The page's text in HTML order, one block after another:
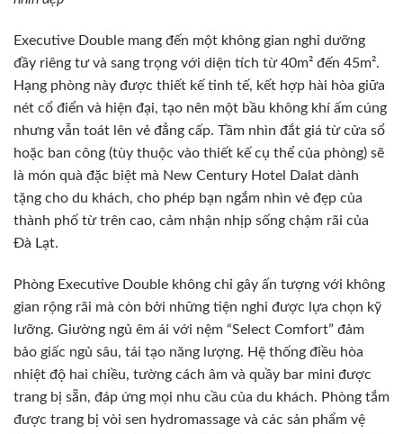
Executive Double mang đến một không gian nghỉ dưỡng
đầy riêng tư và sang trọng với diện tích từ 40m² đến 45m².
Hạng phòng này được thiết kế tinh tế, kết hợp hài hòa giữa
nét cổ điển và hiện đại, tạo nên một bầu không khí ấm cúng
nhưng vẫn toát lên vẻ đẳng cấp. Tầm nhìn đắt giá từ cửa sổ
hoặc ban công (tùy thuộc vào thiết kế cụ thể của phòng) sẽ
là món quà đặc biệt mà New Century Hotel Dalat dành
tặng cho du khách, cho phép bạn ngắm nhìn vẻ đẹp của
thành phố từ trên cao, cảm nhận nhịp sống chậm rãi của
Đà Lạt.
Phòng Executive Double không chỉ gây ấn tượng với không
gian rộng rãi mà còn bởi những tiện nghi được lựa chọn kỹ
lưỡng. Giường ngủ êm ái với nệm “Select Comfort” đảm
bảo giấc ngủ sâu, tái tạo năng lượng. Hệ thống điều hòa
nhiệt độ hai chiều, tường cách âm và quầy bar mini được
trang bị sẵn, đáp ứng mọi nhu cầu của du khách. Phòng tắm
được trang bị vòi sen hydromassage và các sản phẩm vệ